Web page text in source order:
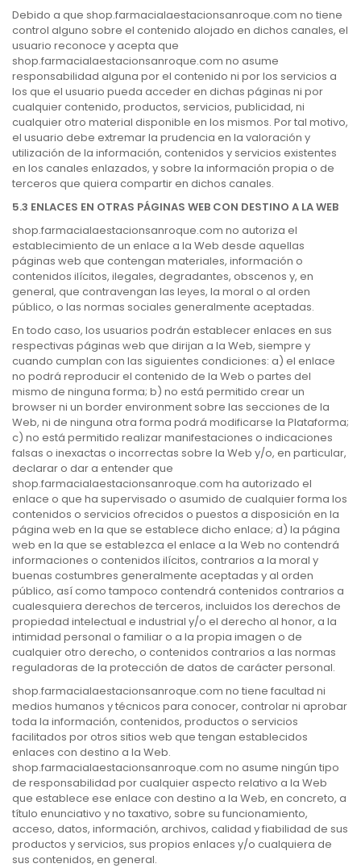
Debido a que shop.farmacialaestacionsanroque.com no tiene
control alguno sobre el contenido alojado en dichos canales, el
usuario reconoce y acepta que
shop.farmacialaestacionsanroque.com no asume
responsabilidad alguna por el contenido ni por los servicios a
los que el usuario pueda acceder en dichas páginas ni por
cualquier contenido, productos, servicios, publicidad, ni
cualquier otro material disponible en los mismos. Por tal motivo,
el usuario debe extremar la prudencia en la valoración y
utilización de la información, contenidos y servicios existentes
en los canales enlazados, y sobre la información propia o de
terceros que quiera compartir en dichos canales.
5.3 ENLACES EN OTRAS PÁGINAS WEB CON DESTINO A LA WEB
shop.farmacialaestacionsanroque.com no autoriza el
establecimiento de un enlace a la Web desde aquellas
páginas web que contengan materiales, información o
contenidos ilícitos, ilegales, degradantes, obscenos y, en
general, que contravengan las leyes, la moral o al orden
público, o las normas sociales generalmente aceptadas.
En todo caso, los usuarios podrán establecer enlaces en sus
respectivas páginas web que dirijan a la Web, siempre y
cuando cumplan con las siguientes condiciones: a) el enlace
no podrá reproducir el contenido de la Web o partes del
mismo de ninguna forma; b) no está permitido crear un
browser ni un border environment sobre las secciones de la
Web, ni de ninguna otra forma podrá modificarse la Plataforma;
c) no está permitido realizar manifestaciones o indicaciones
falsas o inexactas o incorrectas sobre la Web y/o, en particular,
declarar o dar a entender que
shop.farmacialaestacionsanroque.com ha autorizado el
enlace o que ha supervisado o asumido de cualquier forma los
contenidos o servicios ofrecidos o puestos a disposición en la
página web en la que se establece dicho enlace; d) la página
web en la que se establezca el enlace a la Web no contendrá
informaciones o contenidos ilícitos, contrarios a la moral y
buenas costumbres generalmente aceptadas y al orden
público, así como tampoco contendrá contenidos contrarios a
cualesquiera derechos de terceros, incluidos los derechos de
propiedad intelectual e industrial y/o el derecho al honor, a la
intimidad personal o familiar o a la propia imagen o de
cualquier otro derecho, o contenidos contrarios a las normas
reguladoras de la protección de datos de carácter personal.
shop.farmacialaestacionsanroque.com no tiene facultad ni
medios humanos y técnicos para conocer, controlar ni aprobar
toda la información, contenidos, productos o servicios
facilitados por otros sitios web que tengan establecidos
enlaces con destino a la Web.
shop.farmacialaestacionsanroque.com no asume ningún tipo
de responsabilidad por cualquier aspecto relativo a la Web
que establece ese enlace con destino a la Web, en concreto, a
título enunciativo y no taxativo, sobre su funcionamiento,
acceso, datos, información, archivos, calidad y fiabilidad de sus
productos y servicios, sus propios enlaces y/o cualquiera de
sus contenidos, en general.